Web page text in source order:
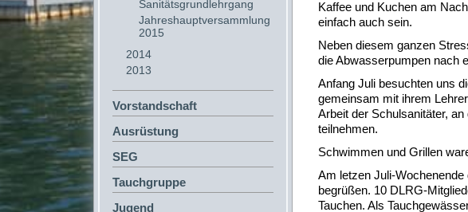
Sanitätsgrundlehrgang
Jahreshauptversammlung
2015
2014
2013
Vorstandschaft
Ausrüstung
SEG
Tauchgruppe
Jugend
Kaffee und Kuchen am
einfach auch sein.
Neben diesem ganzen
die Abwasserpumpen nach
Anfang Juli besuchten uns
gemeinsam mit ihrem
Arbeit der Schulsanitäter,
teilnehmen.
Schwimmen und Grillen
Am letzen Juli-
begrüßen. 10 DLRG-
Tauchen. Als